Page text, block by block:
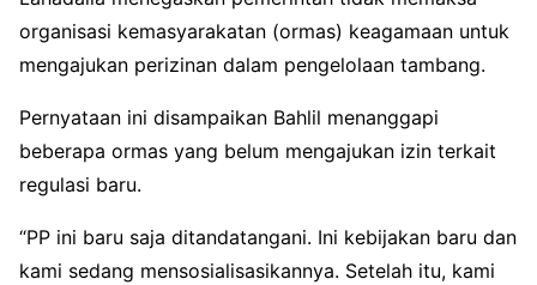
organisasi kemasyarakatan (ormas) keagamaan untuk
mengajukan perizinan dalam pengelolaan tambang.
Pernyataan ini disampaikan Bahlil menanggapi
beberapa ormas yang belum mengajukan izin terkait
regulasi baru.
“PP ini baru saja ditandatangani. Ini kebijakan baru dan
kami sedang mensosialisasikannya. Setelah itu, kami